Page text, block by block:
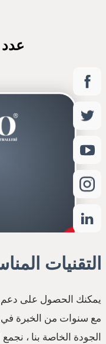
التقنيات
يمكنك الحصول على دعم
مع سنوات من الخبرة في
الجودة الخاصة بنا ، نجمع